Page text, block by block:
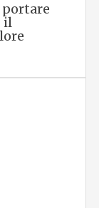
portare
il